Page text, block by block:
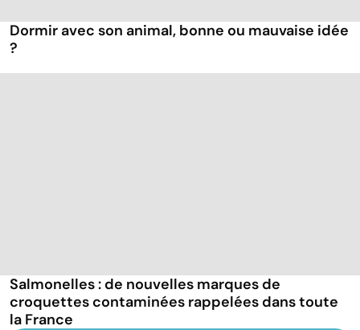
Dormir avec son animal, bonne ou mauvaise idée
?
Salmonelles : de nouvelles marques de
croquettes contaminées rappelées dans toute
la France